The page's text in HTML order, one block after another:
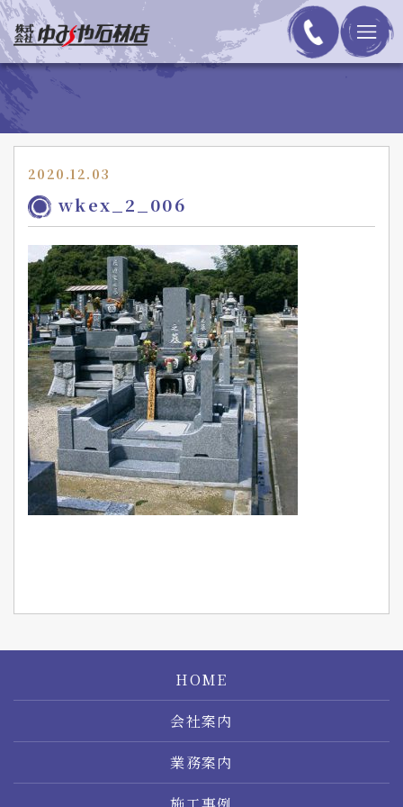
2020.12.03
wkex_2_006
HOME
会社案内
業務案内